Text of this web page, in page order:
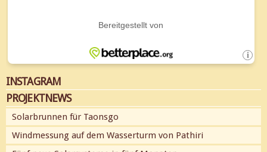
INSTAGRAM
PROJEKTNEWS
Solarbrunnen für Taonsgo
Windmessung auf dem Wasserturm von Pathiri